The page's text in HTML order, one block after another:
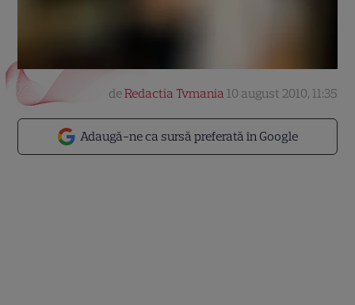
Adaugă-ne ca sursă preferată în Google
deRedactia Tvmania 10 august 2010, 11:35